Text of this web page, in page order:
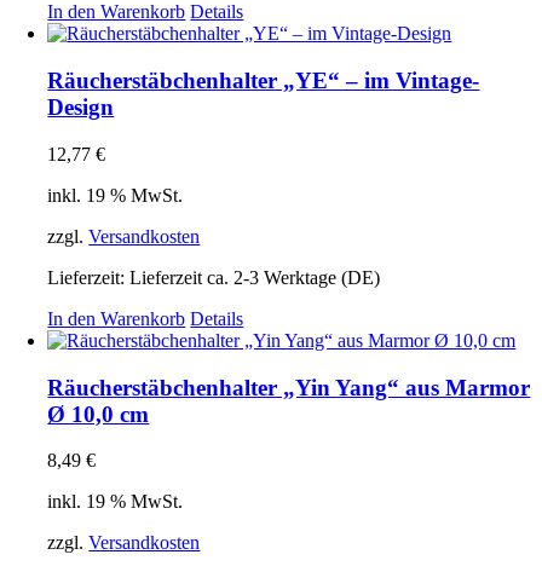
In den Warenkorb Details
Räucherstäbchenhalter „YE“ – im Vintage-
Design
12,77€
inkl. 19 % MwSt.
zzgl.Versandkosten
Lieferzeit:Lieferzeit ca. 2-3 Werktage (DE)
In den Warenkorb Details
Räucherstäbchenhalter „Yin Yang“ aus Marmor
Ø 10,0 cm
8,49€
inkl. 19 % MwSt.
zzgl.Versandkosten